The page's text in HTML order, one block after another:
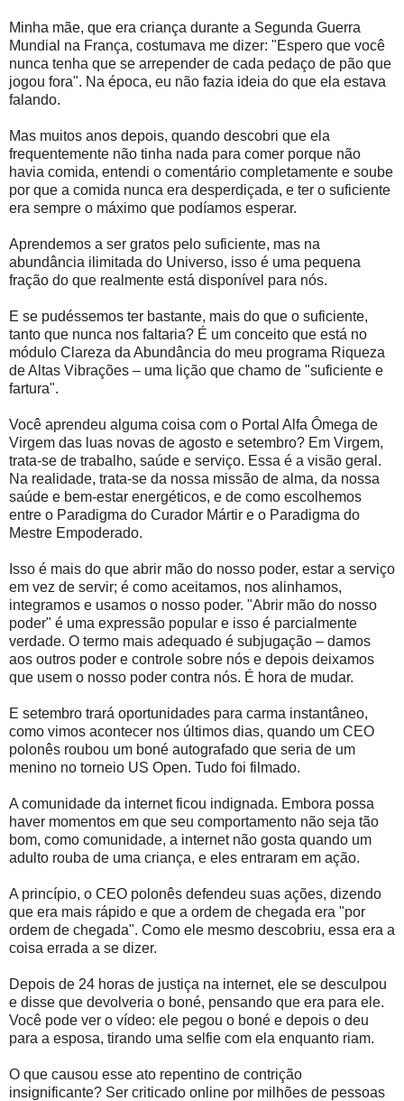
Minha mãe, que era criança durante a Segunda Guerra
Mundial na França, costumava me dizer: "Espero que você
nunca tenha que se arrepender de cada pedaço de pão que
jogou fora". Na época, eu não fazia ideia do que ela estava
falando.
Mas muitos anos depois, quando descobri que ela
frequentemente não tinha nada para comer porque não
havia comida, entendi o comentário completamente e soube
por que a comida nunca era desperdiçada, e ter o suficiente
era sempre o máximo que podíamos esperar.
Aprendemos a ser gratos pelo suficiente, mas na
abundância ilimitada do Universo, isso é uma pequena
fração do que realmente está disponível para nós.
E se pudéssemos ter bastante, mais do que o suficiente,
tanto que nunca nos faltaria? É um conceito que está no
módulo Clareza da Abundância do meu programa Riqueza
de Altas Vibrações – uma lição que chamo de "suficiente e
fartura".
Você aprendeu alguma coisa com o Portal Alfa Ômega de
Virgem das luas novas de agosto e setembro? Em Virgem,
trata-se de trabalho, saúde e serviço. Essa é a visão geral.
Na realidade, trata-se da nossa missão de alma, da nossa
saúde e bem-estar energéticos, e de como escolhemos
entre o Paradigma do Curador Mártir e o Paradigma do
Mestre Empoderado.
Isso é mais do que abrir mão do nosso poder, estar a serviço
em vez de servir; é como aceitamos, nos alinhamos,
integramos e usamos o nosso poder. "Abrir mão do nosso
poder" é uma expressão popular e isso é parcialmente
verdade. O termo mais adequado é subjugação – damos
aos outros poder e controle sobre nós e depois deixamos
que usem o nosso poder contra nós. É hora de mudar.
E setembro trará oportunidades para carma instantâneo,
como vimos acontecer nos últimos dias, quando um CEO
polonês roubou um boné autografado que seria de um
menino no torneio US Open. Tudo foi filmado.
A comunidade da internet ficou indignada. Embora possa
haver momentos em que seu comportamento não seja tão
bom, como comunidade, a internet não gosta quando um
adulto rouba de uma criança, e eles entraram em ação.
A princípio, o CEO polonês defendeu suas ações, dizendo
que era mais rápido e que a ordem de chegada era "por
ordem de chegada". Como ele mesmo descobriu, essa era a
coisa errada a se dizer.
Depois de 24 horas de justiça na internet, ele se desculpou
e disse que devolveria o boné, pensando que era para ele.
Você pode ver o vídeo: ele pegou o boné e depois o deu
para a esposa, tirando uma selfie com ela enquanto riam.
O que causou esse ato repentino de contrição
insignificante? Ser criticado online por milhões de pessoas